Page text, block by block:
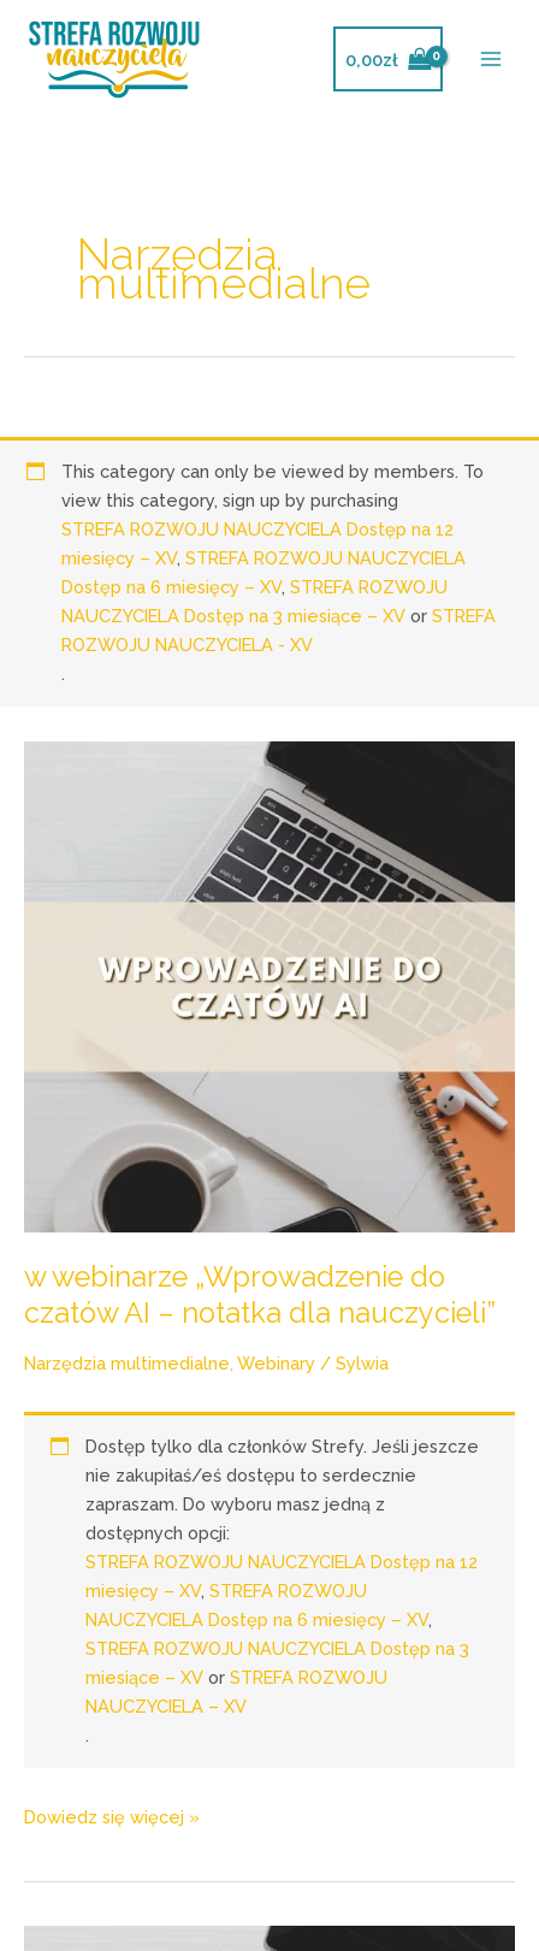
0,00zł
Narzędzia
multimedialne
This category can only be viewed by members. To
view this category, sign up by purchasing
STREFA ROZWOJU NAUCZYCIELA Dostęp na 12
miesięcy – XV,STREFA ROZWOJU NAUCZYCIELA
Dostęp na 6 miesięcy – XV,STREFA ROZWOJU
NAUCZYCIELA Dostęp na 3 miesiące – XV orSTREFA
ROZWOJU NAUCZYCIELA - XV
.
w webinarze „Wprowadzenie do
czatów AI – notatka dla nauczycieli”
Narzędzia multimedialne, Webinary / Sylwia
Dostęp tylko dla członków Strefy. Jeśli jeszcze
nie zakupiłaś/eś dostępu to serdecznie
zapraszam. Do wyboru masz jedną z
dostępnych opcji:
STREFA ROZWOJU NAUCZYCIELA Dostęp na 12
miesięcy – XV,STREFA ROZWOJU
NAUCZYCIELA Dostęp na 6 miesięcy – XV,
STREFA ROZWOJU NAUCZYCIELA Dostęp na 3
miesiące – XV orSTREFA ROZWOJU
NAUCZYCIELA – XV
.
Dowiedz się więcej »